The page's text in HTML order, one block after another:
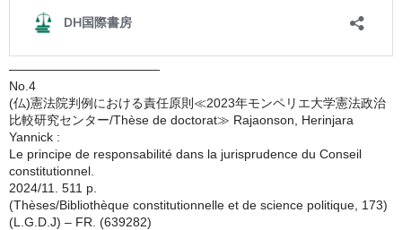
————————————
No.4
(仏)憲法院判例における責任原則≪2023年モンペリエ大学憲法政治
比較研究センター/Thèse de doctorat≫ Rajaonson, Herinjara
Yannick :
Le principe de responsabilité dans la jurisprudence du Conseil
constitutionnel.
2024/11. 511 p.
(Thèses/Bibliothèque constitutionnelle et de science politique, 173)
(L.G.D.J) – FR. (639282)